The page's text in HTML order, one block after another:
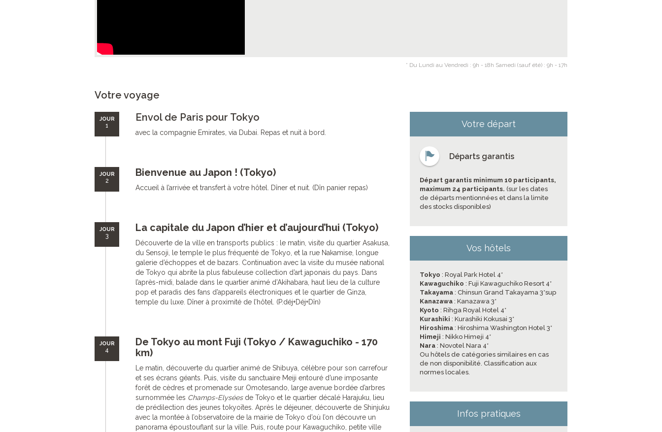
* Du Lundi au Vendredi : 9h - 18h Samedi (sauf été) : 9h - 17h
Votre voyage
JOUR
1
Envol de Paris pour Tokyo
avec la compagnie Emirates, via Dubai. Repas et nuit à bord.
JOUR
2
Bienvenue au Japon ! (Tokyo)
Accueil à l’arrivée et transfert à votre hôtel. Dîner et nuit. (Dîn panier repas)
JOUR
3
La capitale du Japon d’hier et d’aujourd’hui (Tokyo)
Découverte de la ville en transports publics : le matin, visite du quartier Asakusa,
du Sensoji, le temple le plus fréquenté de Tokyo, et la rue Nakamise, longue
galerie d’échoppes et de bazars. Continuation avec la visite du musée national
de Tokyo qui abrite la plus fabuleuse collection d’art japonais du pays. Dans
l’après-midi, balade dans le quartier animé d’Akihabara, haut lieu de la culture
pop et paradis des fans d’appareils électroniques et le quartier de Ginza,
temple du luxe. Dîner à proximité de l’hôtel. (P.déj+Déj+Dîn)
JOUR
4
De Tokyo au mont Fuji (Tokyo / Kawaguchiko - 170
km)
Le matin, découverte du quartier animé de Shibuya, célèbre pour son carrefour
et ses écrans géants. Puis, visite du sanctuaire Meiji entouré d’une imposante
forêt de cèdres et promenade sur Omotesando, large avenue bordée d’arbres
surnommée les Champs-Elyséesde Tokyo et le quartier décalé Harajuku, lieu
de prédilection des jeunes tokyoïtes. Après le déjeuner, découverte de Shinjuku
avec la montée à l’observatoire de la mairie de Tokyo d’où l’on découvre un
panorama époustouflant sur la ville. Puis, route pour Kawaguchiko, petite ville
Votre départ
Départs garantis
Départ garantis minimum 10 participants,
maximum 24 participants. (sur les dates
de départs mentionnées et dans la limite
des stocks disponibles)
Vos hôtels
Tokyo : Royal Park Hotel 4*
Kawaguchiko : Fuji Kawaguchiko Resort 4*
Takayama: Chinsun Grand Takayama 3*sup
Kanazawa : Kanazawa 3*
Kyoto : Rihga Royal Hotel 4*
Kurashiki : Kurashiki Kokusai 3*
Hiroshima : Hiroshima Washington Hotel 3*
Himeji : Nikko Himeji 4*
Nara : Novotel Nara 4*
Ou hôtels de catégories similaires en cas
de non disponibilité. Classification aux
normes locales.
Infos pratiques